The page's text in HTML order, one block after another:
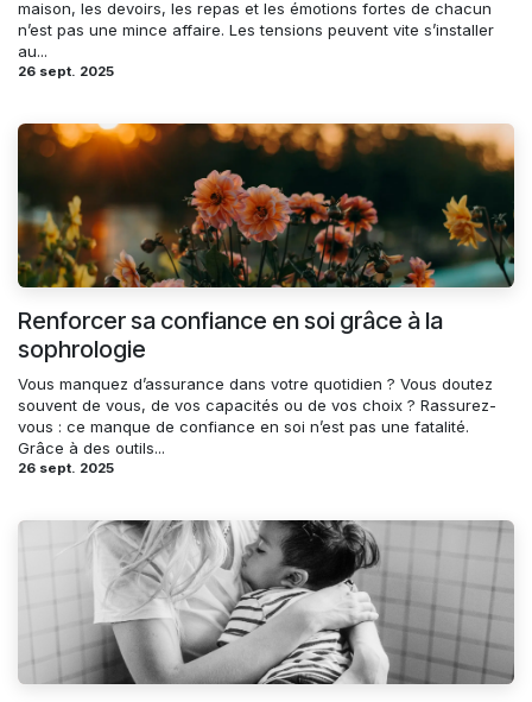
maison, les devoirs, les repas et les émotions fortes de chacun
n’est pas une mince affaire. Les tensions peuvent vite s’installer
au...
26 sept. 2025
Renforcer sa confiance en soi grâce à la
sophrologie
Vous manquez d’assurance dans votre quotidien ? Vous doutez
souvent de vous, de vos capacités ou de vos choix ? Rassurez-
vous : ce manque de confiance en soi n’est pas une fatalité.
Grâce à des outils...
26 sept. 2025